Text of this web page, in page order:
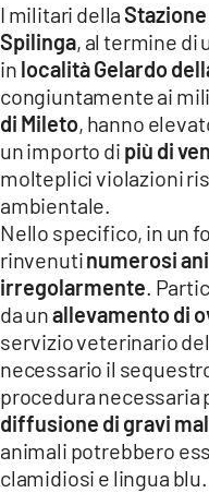
LaC
Network
LACPLAY.IT
LACTV.IT
LACONAIR.IT
LACITYMAG.IT
ILREGGINO.IT
COSENZACHANNEL.IT
ILVIBONESE.IT
CATANZAROCHANNEL.IT
LACAPITALENEWS.IT
I militari della
Spilinga, al termine di
in località Gelardo
congiuntamente ai
di Mileto, hanno
un importo di più di
molteplici violazioni
ambientale.
Nello specifico, in un
rinvenutinumerosi
irregolarmente.
da unallevamento di
servizio veterinario
necessario il
procedura necessaria
diffusione di gravi
animali potrebbero
clamidiosi e lingua blu.